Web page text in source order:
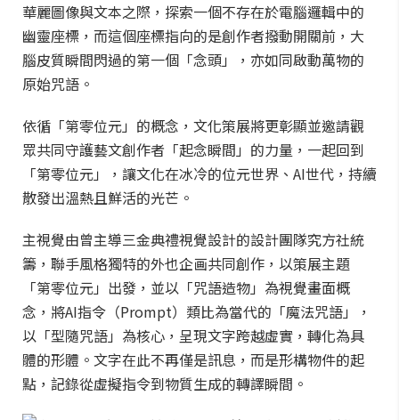
華麗圖像與文本之際，探索一個不存在於電腦邏輯中的
幽靈座標，而這個座標指向的是創作者撥動開關前，大
腦皮質瞬間閃過的第一個「念頭」，亦如同啟動萬物的
原始咒語。
依循「第零位元」的概念，文化策展將更彰顯並邀請觀
眾共同守護藝文創作者「起念瞬間」的力量，一起回到
「第零位元」，讓文化在冰冷的位元世界、AI世代，持續
散發出溫熱且鮮活的光芒。
主視覺由曾主導三金典禮視覺設計的設計團隊究方社統
籌，聯手風格獨特的外也企画共同創作，以策展主題
「第零位元」出發，並以「咒語造物」為視覺畫面概
念，將AI指令（Prompt）類比為當代的「魔法咒語」，
以「型隨咒語」為核心，呈現文字跨越虛實，轉化為具
體的形體。文字在此不再僅是訊息，而是形構物件的起
點，記錄從虛擬指令到物質生成的轉譯瞬間。